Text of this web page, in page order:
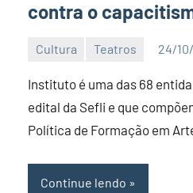
contra o
Cultura Teatros 24/
DN
Instituto é uma das 68
edital da Sefli e que
Política de Formação em
Continue lendo